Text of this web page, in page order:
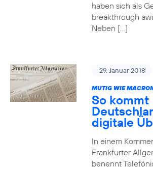
haben sich als
breakthrough
Neben […]
29. Januar 2018
MUTIG WIE
So kommt
digitale
In einem
Frankfurter
benennt